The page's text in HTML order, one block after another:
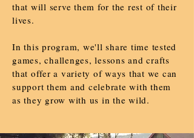
that will serve them for the rest of their
lives.
In this program, we'll share time tested
games, challenges, lessons and crafts
that offer a variety of ways that we can
support them and celebrate with them
as they grow with us in the wild.